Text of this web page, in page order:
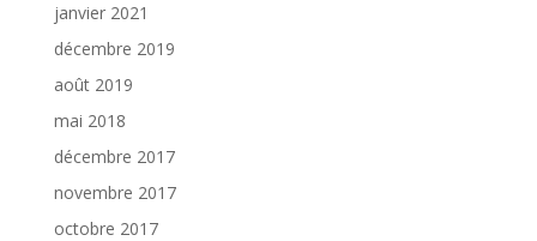
janvier 2021
décembre 2019
août 2019
mai 2018
décembre 2017
novembre 2017
octobre 2017